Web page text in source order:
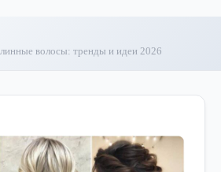
волосы: тренды и идеи 2026